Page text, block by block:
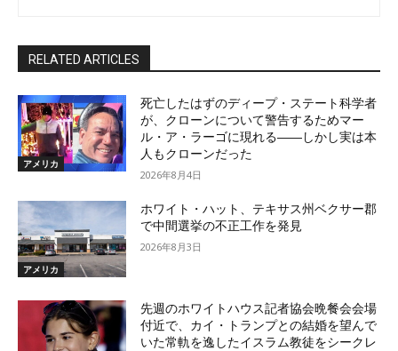
RELATED ARTICLES
アメリカ
死亡したはずのディープ・ステート科学者
が、クローンについて警告するためマー
ル・ア・ラーゴに現れる――しかし実は本
人もクローンだった
2026年8月4日
アメリカ
ホワイト・ハット、テキサス州ベクサー郡
で中間選挙の不正工作を発見
2026年8月3日
先週のホワイトハウス記者協会晩餐会会場
付近で、カイ・トランプとの結婚を望んで
いた常軌を逸したイスラム教徒をシークレ